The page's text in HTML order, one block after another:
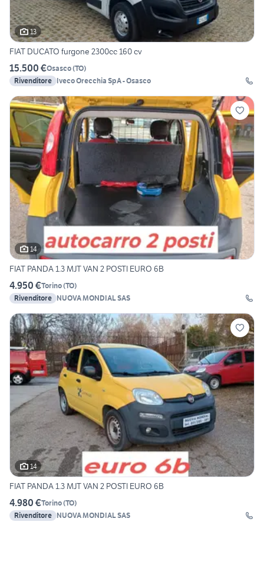
13
FIAT DUCATO furgone 2300cc 160 cv
15.500 €Osasco(TO)
Rivenditore Iveco Orecchia SpA - Osasco
14
FIAT PANDA 1.3 MJT VAN 2 POSTI EURO 6B
4.950 €Torino(TO)
Rivenditore NUOVA MONDIAL SAS
14
FIAT PANDA 1.3 MJT VAN 2 POSTI EURO 6B
4.980 €Torino(TO)
Rivenditore NUOVA MONDIAL SAS